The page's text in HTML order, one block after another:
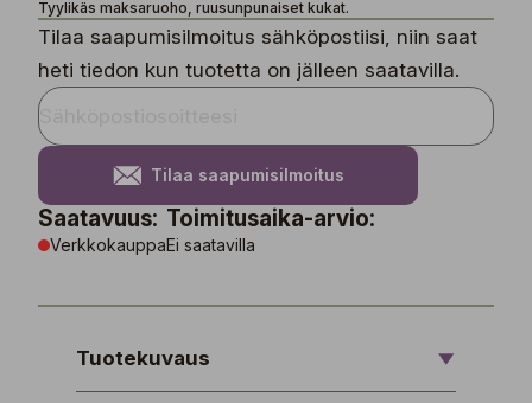
Tyylikäs maksaruoho, ruusunpunaiset kukat.
Tilaa saapumisilmoitus sähköpostiisi, niin saat
heti tiedon kun tuotetta on jälleen saatavilla.
Tilaa saapumisilmoitus
Saatavuus:
Verkkokauppa
Toimitusaika-arvio:
Ei saatavilla
Tuotekuvaus